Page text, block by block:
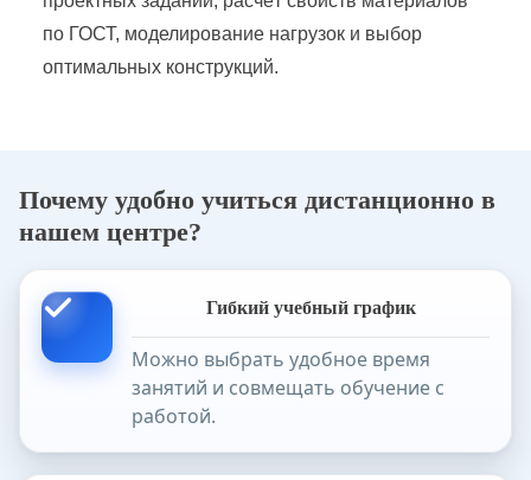
по ГОСТ, моделирование нагрузок и выбор
оптимальных конструкций.
Почему удобно учиться дистанционно в
нашем центре?
Гибкий учебный график
Можно выбрать удобное время
занятий и совмещать обучение с
работой.